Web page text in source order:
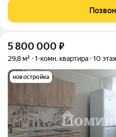
квартире-студии сделан свежий
новым владельцам не потребуется
5 800 000 ₽
29,8 м² 1-комн. квартира 10
новостройка